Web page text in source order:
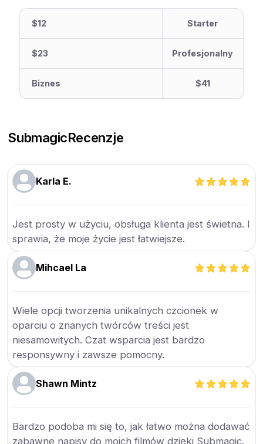
$12 Starter
$23 Profesjonalny
Biznes $41
SubmagicRecenzje
Karla E.
Jest prosty w użyciu, obsługa klienta jest świetna. I
sprawia, że moje życie jest łatwiejsze.
Mihcael La
Wiele opcji tworzenia unikalnych czcionek w
oparciu o znanych twórców treści jest
niesamowitych. Czat wsparcia jest bardzo
responsywny i zawsze pomocny.
Shawn Mintz
Bardzo podoba mi się to, jak łatwo można dodawać
zabawne napisy do moich filmów dzięki Submagic.